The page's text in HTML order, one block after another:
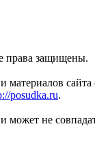
права защищены.
материалов сайта
posudka.ru.
может не